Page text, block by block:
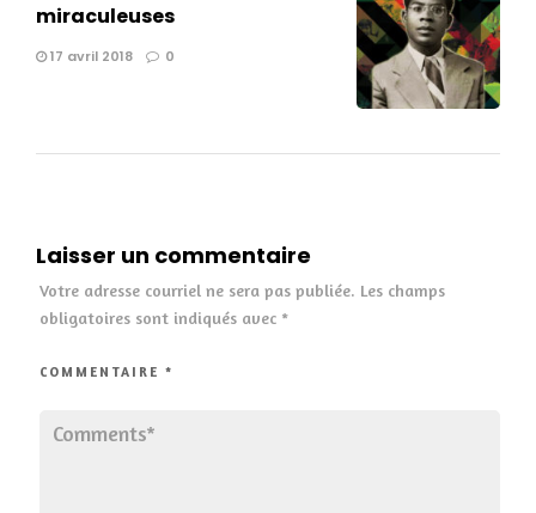
miraculeuses
17 avril 2018 0
Laisser un commentaire
Votre adresse courriel ne sera pas publiée. Les champs
obligatoires sont indiqués avec *
COMMENTAIRE *